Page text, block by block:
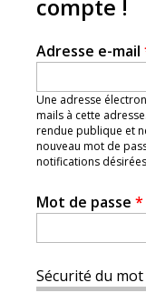
compte !
Adresse e-mail
Une adresse
mails à cette
rendue publique et
nouveau mot de
notifications
Mot de passe *
Sécurité du mot